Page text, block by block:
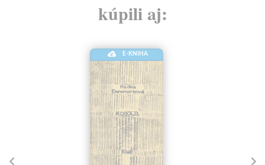
kúpili aj:
E-KNIHA